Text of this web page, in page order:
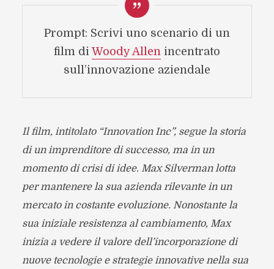
Prompt: Scrivi uno scenario di un
film di Woody Allen incentrato
sull’innovazione aziendale
Il film, intitolato “Innovation Inc”, segue la storia
di un imprenditore di successo, ma in un
momento di crisi di idee. Max Silverman lotta
per mantenere la sua azienda rilevante in un
mercato in costante evoluzione. Nonostante la
sua iniziale resistenza al cambiamento, Max
inizia a vedere il valore dell’incorporazione di
nuove tecnologie e strategie innovative nella sua